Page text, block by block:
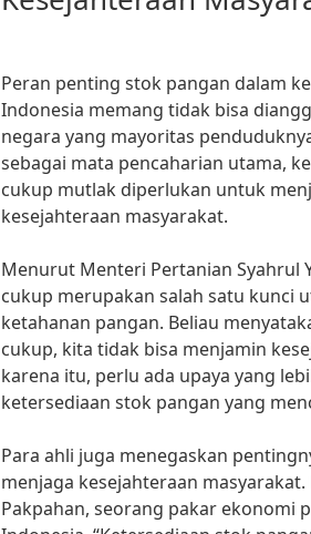
Peran penting stok pangan dalam
Indonesia memang tidak bisa
negara yang mayoritas
sebagai mata pencaharian utama,
cukup mutlak diperlukan untuk
kesejahteraan masyarakat.
Menurut Menteri Pertanian Syahrul
cukup merupakan salah satu kunci
ketahanan pangan. Beliau
cukup, kita tidak bisa menjamin
karena itu, perlu ada upaya yang
ketersediaan stok pangan yang
Para ahli juga menegaskan
menjaga kesejahteraan
Pakpahan, seorang pakar ekonomi